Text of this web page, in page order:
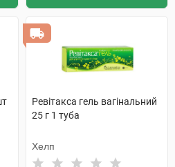
Ревітакса гель вагінальний
25 г 1 туба
Хелп